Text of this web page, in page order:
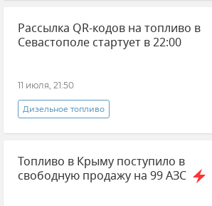
Новости Севастополя
Рассылка QR-кодов на топливо в
Севастополе стартует в 22:00
11 июля, 21:50
Дизельное топливо
QR-коды на топливо в Севастополе
Севастополь Новости Севастополя
Топливо Топливо в Крыму
Топливо в Крыму поступило в
свободную продажу на 99 АЗС